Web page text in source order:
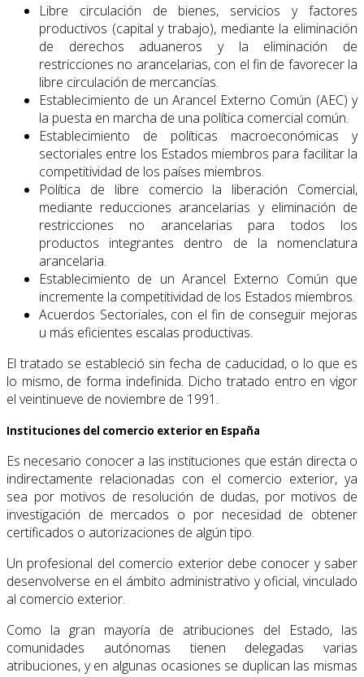
Libre circulación de bienes, servicios y factores
productivos (capital y trabajo), me­diante la eliminación
de derechos aduaneros y la eliminación de
restricciones no arancelarias, con el fin de favorecer la
libre circulación de mercancías.
Establecimiento de un Arancel Externo Común (AEC) y
la puesta en marcha de una política comercial común.
Establecimiento de políticas macroeconómicas y
sectoriales entre los Estados miembros para facilitar la
competitividad de los países miembros.
Política de libre comercio la liberación Comercial,
mediante reducciones arancela­rias y eliminación de
restricciones no arancelarias para todos los
productos inte­grantes dentro de la nomenclatura
arancelaria.
Establecimiento de un Arancel Externo Común que
incremente la competitividad de los Estados miembros.
Acuerdos Sectoriales, con el fin de conseguir mejoras
u más eficientes escalas pro­ductivas.
El tratado se estableció sin fecha de caducidad, o lo que es
lo mismo, de forma indefinida. Dicho tratado entro en vigor
el veintinueve de noviembre de 1991.
Instituciones del comercio exterior en España
Es necesario conocer a las instituciones que están directa o
indirectamente relacionadas con el comercio exterior, ya
sea por motivos de resolución de dudas, por motivos de
inves­tigación de mercados o por necesidad de obtener
certificados o autorizaciones de algún tipo.
Un profesional del comercio exterior debe conocer y saber
desenvolverse en el ámbito administrativo y oficial, vinculado
al comercio exterior.
Como la gran mayoría de atribuciones del Estado, las
comunidades autónomas tienen delegadas varias
atribuciones, y en algunas ocasiones se duplican las mismas